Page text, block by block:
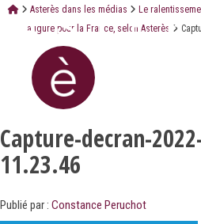
Asterès dans les médias
Le
augure pour la France, selon Asterès
Capture-decran-
11.23.46
Publié par : Constance Peruchot